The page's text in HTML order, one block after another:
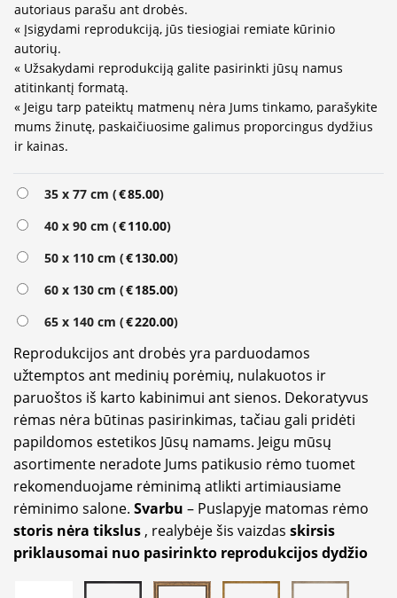
autoriaus parašu ant drobės.
« Įsigydami reprodukciją, jūs tiesiogiai remiate kūrinio
autorių.
« Užsakydami reprodukciją galite pasirinkti jūsų namus
atitinkantį formatą.
« Jeigu tarp pateiktų matmenų nėra Jums tinkamo, parašykite
mums žinutę, paskaičiuosime galimus proporcingus dydžius
ir kainas.
35 x 77 cm (€85.00)
40 x 90 cm (€110.00)
50 x 110 cm (€130.00)
60 x 130 cm (€185.00)
65 x 140 cm (€220.00)
Reprodukcijos ant drobės yra parduodamos
užtemptos ant medinių porėmių, nulakuotos ir
paruoštos iš karto kabinimui ant sienos. Dekoratyvus
rėmas nėra būtinas pasirinkimas, tačiau gali pridėti
papildomos estetikos Jūsų namams. Jeigu mūsų
asortimente neradote Jums patikusio rėmo tuomet
rekomenduojame rėminimą atlikti artimiausiame
rėminimo salone. Svarbu – Puslapyje matomas rėmo
storis nėra tikslus , realybėje šis vaizdas skirsis
priklausomai nuo pasirinkto reprodukcijos dydžio
Alternative: